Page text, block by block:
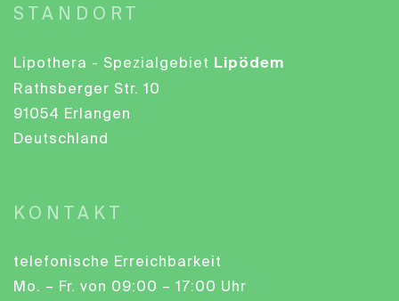
STANDORT
Lipothera - Spezialgebiet Lipödem
Rathsberger Str. 10
91054 Erlangen
Deutschland
KONTAKT
telefonische Erreichbarkeit
Mo. – Fr. von 09:00 – 17:00 Uhr